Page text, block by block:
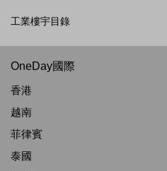
工業樓宇目錄
OneDay國際
香港
越南
菲律賓
泰國